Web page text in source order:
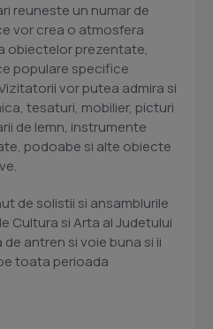
reuneste un numar de
vor crea o atmosfera
obiectelor prezentate,
populare specifice
vor putea admira si
tesaturi, mobilier, picturi
de lemn, instrumente
podoabe si alte obiecte
de solistii si ansamblurile
Cultura si Arta al Judetului
antren si voie buna si ii
toata perioada